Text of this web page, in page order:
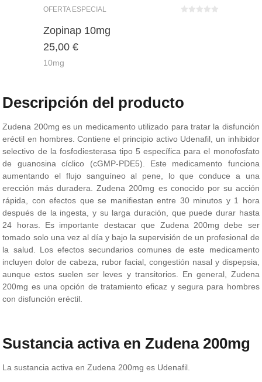
OFERTA ESPECIAL
Zopinap 10mg
25,00 €
10mg
Descripción del producto
Zudena 200mg es un medicamento utilizado para tratar la disfunción
eréctil en hombres. Contiene el principio activo Udenafil, un inhibidor
selectivo de la fosfodiesterasa tipo 5 específica para el monofosfato
de guanosina cíclico (cGMP-PDE5). Este medicamento funciona
aumentando el flujo sanguíneo al pene, lo que conduce a una
erección más duradera. Zudena 200mg es conocido por su acción
rápida, con efectos que se manifiestan entre 30 minutos y 1 hora
después de la ingesta, y su larga duración, que puede durar hasta
24 horas. Es importante destacar que Zudena 200mg debe ser
tomado solo una vez al día y bajo la supervisión de un profesional de
la salud. Los efectos secundarios comunes de este medicamento
incluyen dolor de cabeza, rubor facial, congestión nasal y dispepsia,
aunque estos suelen ser leves y transitorios. En general, Zudena
200mg es una opción de tratamiento eficaz y segura para hombres
con disfunción eréctil.
Sustancia activa en Zudena 200mg
La sustancia activa en Zudena 200mg es Udenafil.